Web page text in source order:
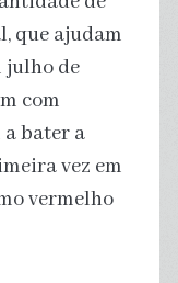
que ajudam
julho de
com
bater a
vez em
vermelho